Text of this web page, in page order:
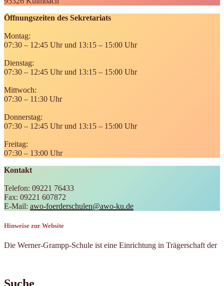
Öffnungszeiten des Sekretariats
Montag:
07:30 – 12:45 Uhr und 13:15 – 15:00 Uhr
Dienstag:
07:30 – 12:45 Uhr und 13:15 – 15:00 Uhr
Mittwoch:
07:30 – 11:30 Uhr
Donnerstag:
07:30 – 12:45 Uhr und 13:15 – 15:00 Uhr
Freitag:
07:30 – 13:00 Uhr
Kontakt
Telefon: 09221 76433
Fax: 09221 607872
E-Mail: awo-foerderschulen@awo-ku.de
Hinweise zur Website
Die Werner-Grampp-Schule ist eine Einrichtung in Trägerschaft der